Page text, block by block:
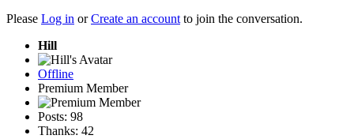
Please Log in orCreate an accountto join the conversation.
Hill
Offline
Premium Member
Posts: 98
Thanks: 42